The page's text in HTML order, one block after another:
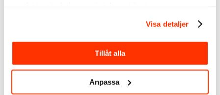
Visa detaljer
Tillåt alla
Anpassa
sponsra innehåll som en del av enthought leader ad, där en
Fördelarna med artikel- och nyhetsbrevsannonser:
Nå fler läsare och prenumeranter med ditt långa innehåll.
Snabbare och effektivare spridning av ditt innehåll på
Förvandla potentiella kunder till engagerade följare och